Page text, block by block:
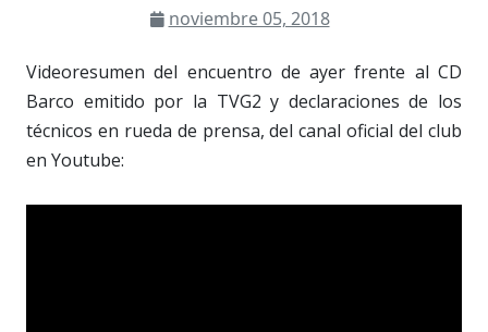
noviembre 05, 2018
Videoresumen del encuentro de ayer frente al CD
Barco emitido por la TVG2 y declaraciones de los
técnicos en rueda de prensa, del canal oficial del club
en Youtube: